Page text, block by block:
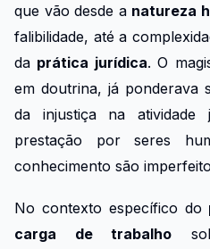
que vão desde a natureza
falibilidade, até a
da prática jurídica. O
em doutrina, já
da injustiça na atividade
prestação por seres
conhecimento são
No contexto específico do
carga de trabalho